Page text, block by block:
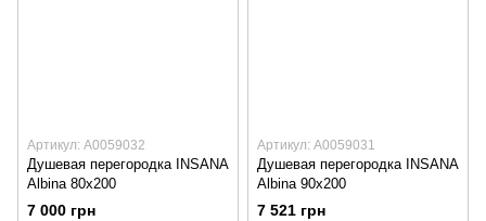
Артикул: А0059032
Душевая перегородка INSANA
Albina 80x200
7 000 грн
Артикул: А0059031
Душевая перегородка INSANA
Albina 90x200
7 521 грн